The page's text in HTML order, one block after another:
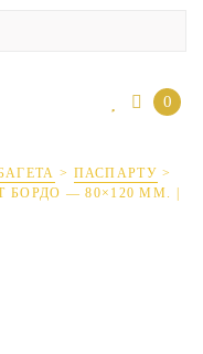
0
> ПАСПАРТУ >
— 80×120 ММ. |